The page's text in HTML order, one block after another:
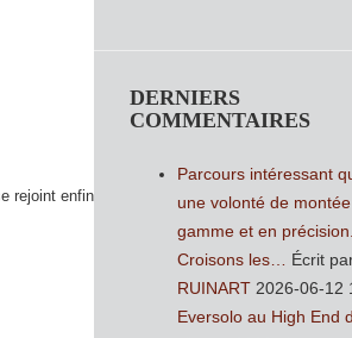
rejoint enfin
DERNIERS
COMMENTAIRES
Parcours intéressant
une volonté de
gamme et en précision.
Croisons les…
Écrit
RUINART 2026-06-12
Eversolo au High End